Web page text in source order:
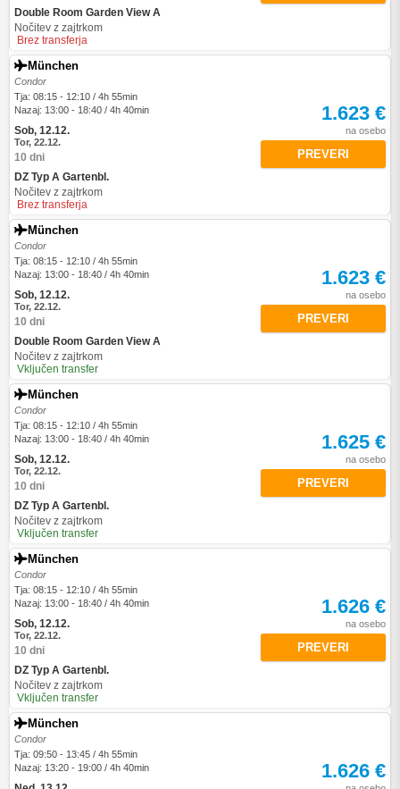
Double Room Garden View A
Nočitev z zajtrkom
Brez transferja
München
Condor
Tja: 08:15 - 12:10 / 4h 55min
Nazaj: 13:00 - 18:40 / 4h 40min
Sob, 12.12.
Tor, 22.12.
10 dni
DZ Typ A Gartenbl.
Nočitev z zajtrkom
Brez transferja
1.623 €
na osebo
PREVERI
München
Condor
Tja: 08:15 - 12:10 / 4h 55min
Nazaj: 13:00 - 18:40 / 4h 40min
Sob, 12.12.
Tor, 22.12.
10 dni
Double Room Garden View A
Nočitev z zajtrkom
Vključen transfer
1.623 €
na osebo
PREVERI
München
Condor
Tja: 08:15 - 12:10 / 4h 55min
Nazaj: 13:00 - 18:40 / 4h 40min
Sob, 12.12.
Tor, 22.12.
10 dni
DZ Typ A Gartenbl.
Nočitev z zajtrkom
Vključen transfer
1.625 €
na osebo
PREVERI
München
Condor
Tja: 08:15 - 12:10 / 4h 55min
Nazaj: 13:00 - 18:40 / 4h 40min
Sob, 12.12.
Tor, 22.12.
10 dni
DZ Typ A Gartenbl.
Nočitev z zajtrkom
Vključen transfer
1.626 €
na osebo
PREVERI
München
Condor
Tja: 09:50 - 13:45 / 4h 55min
Nazaj: 13:20 - 19:00 / 4h 40min
1.626 €